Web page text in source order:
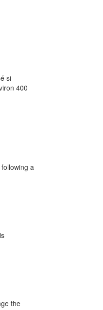
si
400
a
the